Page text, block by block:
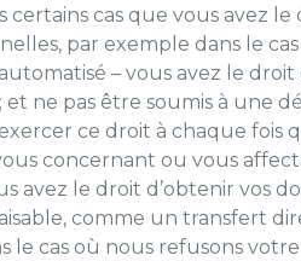
certains cas que vous avez
par exemple dans le
– vous avez le
ne pas être soumis à une
ce droit à chaque fois
concernant ou vous
avez le droit d’obtenir vos
comme un transfert
le cas où nous refusons